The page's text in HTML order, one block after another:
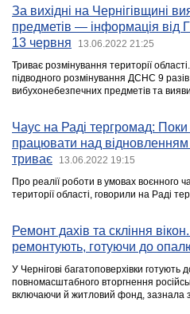
За вихідні на Чернігівщині
предметів — інформація від
13 червня
13.06.2022 21:25
Триває розмінування території
підводного розмінування ДСНС 9
вибухонебезпечних предметів та
Чаус на Раді тергромад: Поки
працювати над відновленням
триває
13.06.2022 19:15
Про реалії роботи в умовах воєнного
території області, говорили на Раді
Ремонт дахів та скління
ремонтують, готуючи до
У Чернігові багатоповерхівки
повномасштабного вторгнення
включаючи й житловий фонд, зазнала